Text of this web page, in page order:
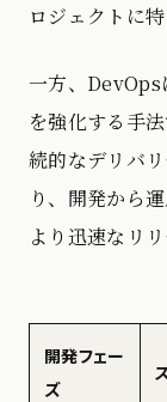
ロジェクトに特
一方、DevOps
を強化する手
続的なデリバ
り、開発から
より迅速なリ
開発フェー
ズ